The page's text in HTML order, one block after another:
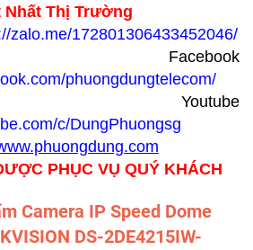
Nhất Thị Trường
zalo.me/172801306433452046/
phuongdungtelecom/
c/DungPhuongsg
huongdung.com
PHỤC VỤ QUÝ KHÁCH
Camera IP Speed Dome
DS-2DE4215IW-